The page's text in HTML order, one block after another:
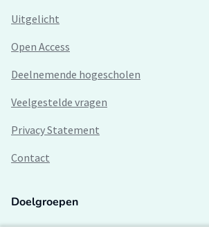
Uitgelicht
Open Access
Deelnemende hogescholen
Veelgestelde vragen
Privacy Statement
Contact
Doelgroepen